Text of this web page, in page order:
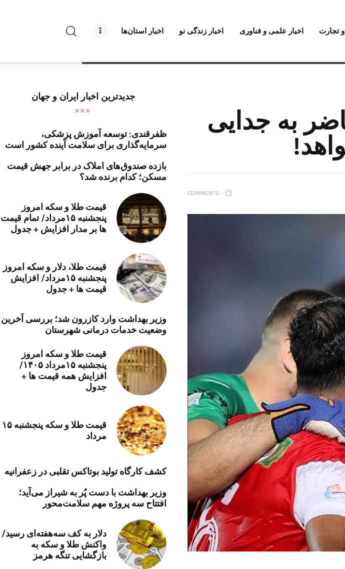
تجارت اخبار علمی و فناوری اخبار زندگی نو اخبار استان‌ها
درباره راه‌ نو نیوز
تبلیغات راه نو نیوز
آوین دیلی
پایگاه خبری آبان
خرید موتور ایمپلنت
به جدایی
۰ COMMENTS
جدیدترین اخبار ایران و جهان
ظفرقندی: توسعه آموزش پزشکی،
سرمایه‌گذاری برای سلامت آینده کشور است
بازده صندوق‌های املاک در برابر جهش قیمت
مسکن؛ کدام برنده شد؟
قیمت طلا و سکه امروز
پنجشنبه ۱۵مرداد/ تمام قیمت
ها بر مدار افزایش + جدول
قیمت طلا، دلار و سکه امروز
پنجشنبه ۱۵مرداد/ افزایش
قیمت ها + جدول
وزیر بهداشت وارد کازرون شد؛ بررسی آخرین
وضعیت خدمات درمانی شهرستان
قیمت طلا و سکه امروز
پنجشنبه ۱۵مرداد ۱۴۰۵/
افزایش همه قیمت ها +
جدول
قیمت طلا و سکه پنجشنبه ۱۵
مرداد
کشف کارگاه تولید بوتاکس تقلبی در زعفرانیه
وزیر بهداشت با دست پُر به شیراز می‌آید؛
افتتاح سه پروژه مهم سلامت‌محور
دلار به کف سه‌هفته‌ای رسید/
واکنش طلا و سکه به
بازگشایی تنگه هرمز